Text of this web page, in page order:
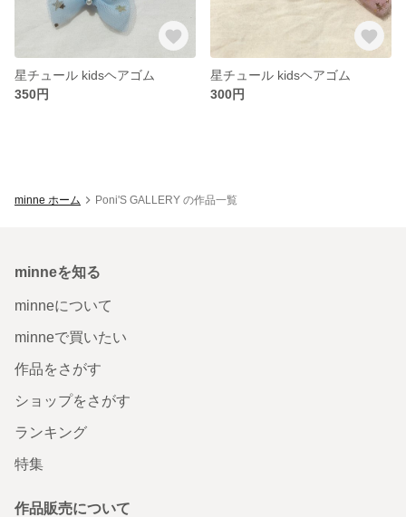
星チュール kidsヘアゴム
350円
星チュール kidsヘアゴム
300円
minne ホーム Poni'S GALLERY の作品一覧
minneを知る
minneについて
minneで買いたい
作品をさがす
ショップをさがす
ランキング
特集
作品販売について